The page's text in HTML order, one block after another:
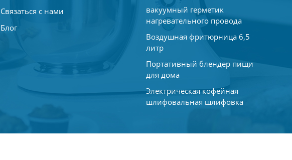
Связаться с нами
Блог
вакуумный герметик
нагревательного провода
Воздушная фритюрница 6,5
литр
Портативный блендер пищи
для дома
Электрическая кофейная
шлифовальная шлифовка